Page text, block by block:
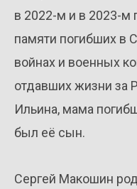
в 2022-м и в 2023-м
памяти погибших в
войнах и военных
отдавших жизни за
Ильина, мама
был её сын.
Сергей Макошин